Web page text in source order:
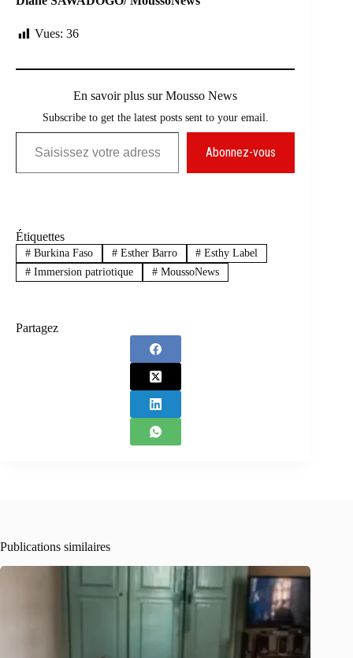
Vues: 36
En savoir plus sur Mousso News
Subscribe to get the latest posts sent to your email.
Saisissez votre adresse e-mail…
Abonnez-vous
Étiquettes
#Burkina Faso #Esther Barro # Esthy Label
#Immersion patriotique #MoussoNews
Partagez
Publications similaires